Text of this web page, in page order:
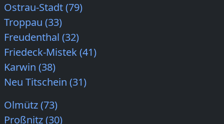
Ostrau-Stadt (79)
Troppau (33)
Freudenthal (32)
Friedeck-Mistek (41)
Karwin (38)
Neu Titschein (31)
Olmütz (73)
Proßnitz (30)